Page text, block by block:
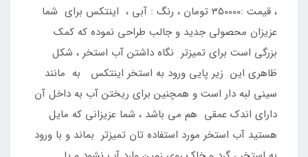
، قیمت :350000 تومان ، رنگ : آبی ، اینتکس برای شما
عزیزان محصولی جدید و جالب طراحی نموده که کمک
بزرگی است برای تمیزتر نگاه داشتن آب استخر ، شکل
ظاهری این زیر پایی ورود به استخر اینتکس به مانند
سینی لبه دار است و همچنین برای ریختن آب به داخل آن
دارای اندک عمقی هم می باشد ، شما عزیزانی که مایل
هستید آب استخر مورد استفاده تان تمیزتر بماند و با ورود